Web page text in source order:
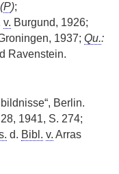
(P);
v. Burgund, 1926;
1937; Qu.:
Ravenstein.
Berlin.
1941, S. 274;
d. Bibl. v. Arras